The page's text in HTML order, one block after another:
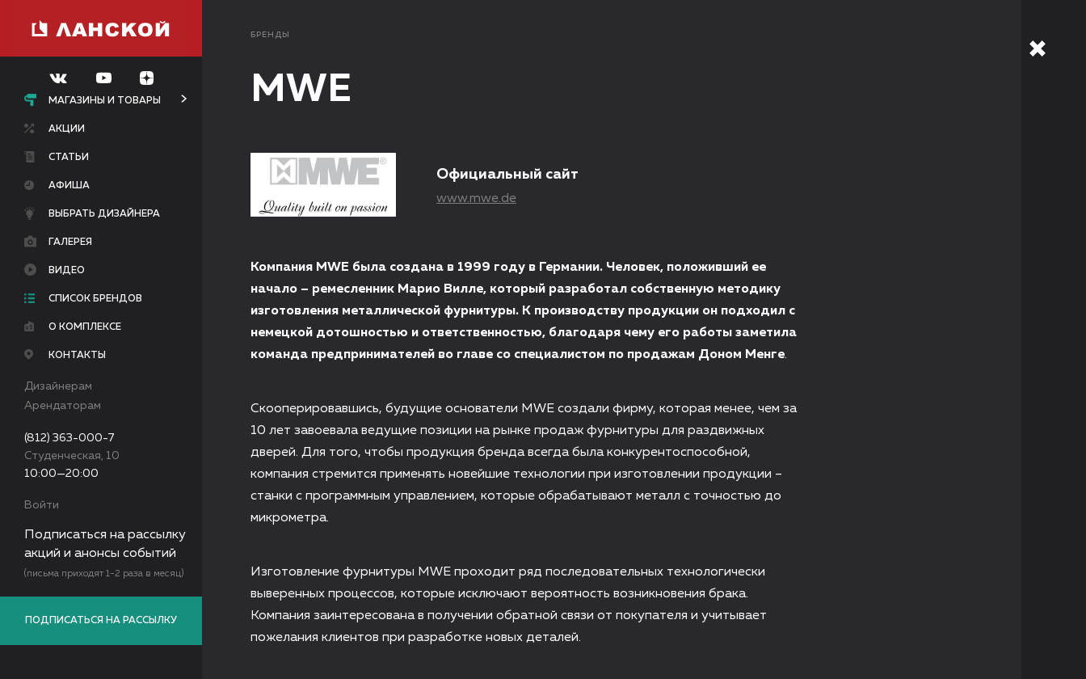
МАГАЗИНЫ И ТОВАРЫ
АКЦИИ
СТАТЬИ
АФИША
ВЫБРАТЬ ДИЗАЙНЕРА
ГАЛЕРЕЯ
ВИДЕО
СПИСОК БРЕНДОВ
О КОМПЛЕКСЕ
КОНТАКТЫ
Дизайнерам
Арендаторам
(812) 363-000-7
Студенческая, 10
10:00—20:00
Войти
Подписаться на рассылку
акций и анонсы событий
(письма приходят 1-2 раза в месяц)
ПОДПИСАТЬСЯ НА РАССЫЛКУ
БРЕНДЫ
MWE
Официальный сайт
www.mwe.de
Компания MWE была создана в 1999 году в Германии. Человек, положивший ее
начало – ремесленник Марио Вилле, который разработал собственную методику
изготовления металлической фурнитуры. К производству продукции он подходил с
немецкой дотошностью и ответственностью, благодаря чему его работы заметила
команда предпринимателей во главе со специалистом по продажам Доном Менге.
Скооперировавшись, будущие основатели MWE создали фирму, которая менее, чем за
10 лет завоевала ведущие позиции на рынке продаж фурнитуры для раздвижных
дверей. Для того, чтобы продукция бренда всегда была конкурентоспособной,
компания стремится применять новейшие технологии при изготовлении продукции –
станки с программным управлением, которые обрабатывают металл с точностью до
микрометра.
Изготовление фурнитуры MWE проходит ряд последовательных технологически
выверенных процессов, которые исключают вероятность возникновения брака.
Компания заинтересована в получении обратной связи от покупателя и учитывает
пожелания клиентов при разработке новых деталей.